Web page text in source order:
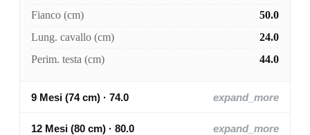
Fianco (cm)
50.0
Lung. cavallo (cm)
24.0
Perim. testa (cm)
44.0
9 Mesi (74 cm) · 74.0 expand_more
12 Mesi (80 cm) · 80.0 expand_more